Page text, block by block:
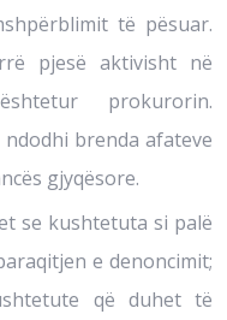
të pësuar.
pjesë aktivisht në
prokurorin.
brenda afateve
gjyqësore.
se kushtetuta si palë
e denoncimit;
që duhet të